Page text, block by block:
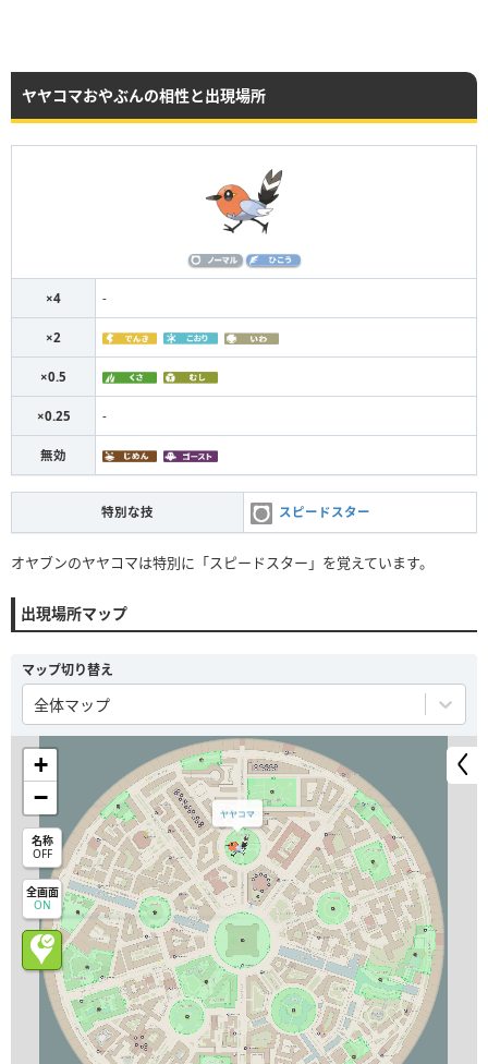
ヤヤコマおやぶんの相性と出現場所
×4 -
×2
×0.5
×0.25 -
無効
特別な技 スピードスター
オヤブンのヤヤコマは特別に「スピードスター」を覚えています。
出現場所マップ
マップ切り替え
全体マップ
ヤヤコマ
+
−
名称
OFF
全画面
ON